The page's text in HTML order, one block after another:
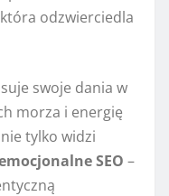
odzwierciedla
swoje dania w
morza i energię
tylko widzi
SEO –